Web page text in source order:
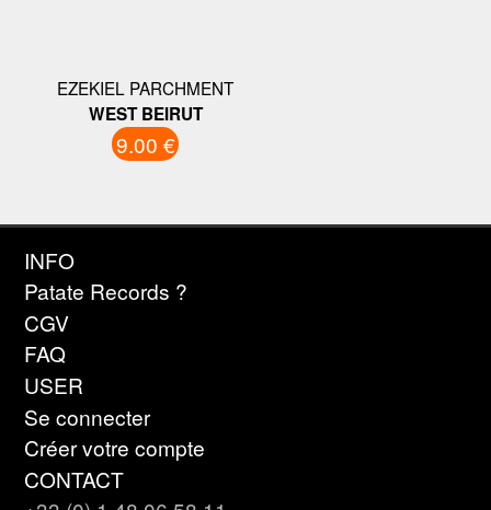
EZEKIEL PARCHMENT
WEST BEIRUT
9.00 €
INFO
Patate Records ?
CGV
FAQ
USER
Se connecter
Créer votre compte
CONTACT